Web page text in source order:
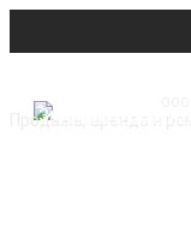
Продажа, аренда и